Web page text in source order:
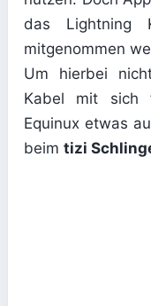
das Lightning
mitgenommen
Um hierbei
Kabel mit sich
Equinux etwas
beim tizi